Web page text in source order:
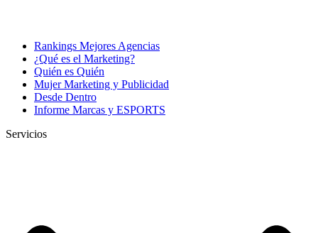
Rankings Mejores Agencias
¿Qué es el Marketing?
Quién es Quién
Mujer Marketing y Publicidad
Desde Dentro
Informe Marcas y ESPORTS
Servicios